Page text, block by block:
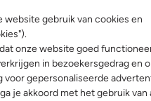
website gebruik van cookies en
onze website goed
in bezoekersgedrag en
gepersonaliseerde
je akkoord met het gebruik van